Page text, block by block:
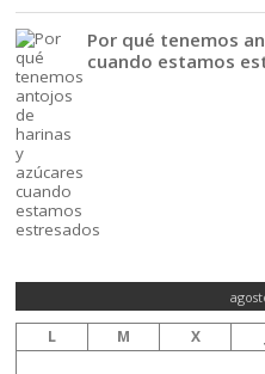
Por qué tenemos
cuando estamos
L M X